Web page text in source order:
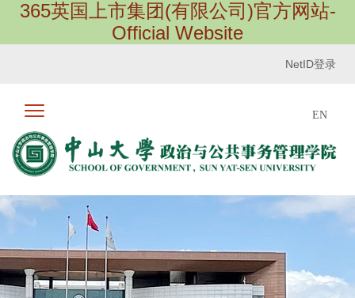
365英国上市集团(有限公司)官方网站-
Official Website
NetID登录
EN